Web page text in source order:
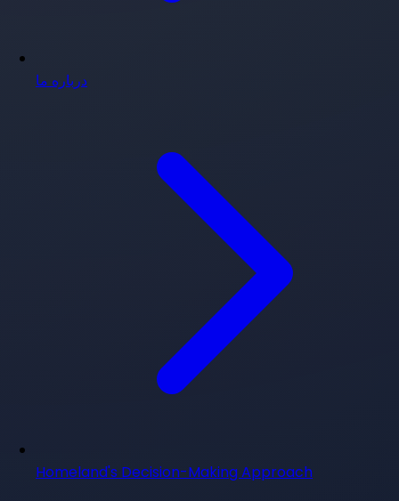
درباره ما
Homeland's Decision-Making Approach